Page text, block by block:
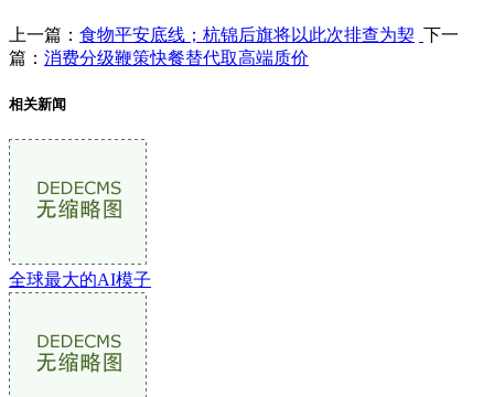
上一篇： 食物平安底线；杭锦后旗将以此次排查为契 下一
篇： 消费分级鞭策快餐替代取高端质价
相关新闻
全球最大的AI模子